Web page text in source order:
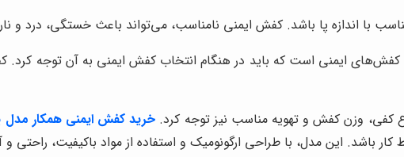
با اندازه پا باشد. کفش ایمنی نامناسب، می‌تواند باعث خستگی، درد و
ایمنی است که باید در هنگام انتخاب کفش ایمنی به آن توجه کرد.
کفی، وزن کفش و تهویه مناسب نیز توجه کرد. خرید کفش ایمنی همکار مدل
باشد. این مدل، با طراحی ارگونومیک و استفاده از مواد باکیفیت، راحتی و